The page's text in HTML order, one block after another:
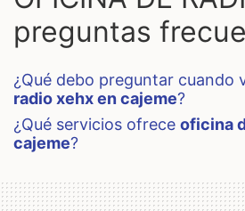
preguntas
¿qué debo preguntar cuando
radio xehx en cajeme?
¿qué servicios ofrece oficina
cajeme?